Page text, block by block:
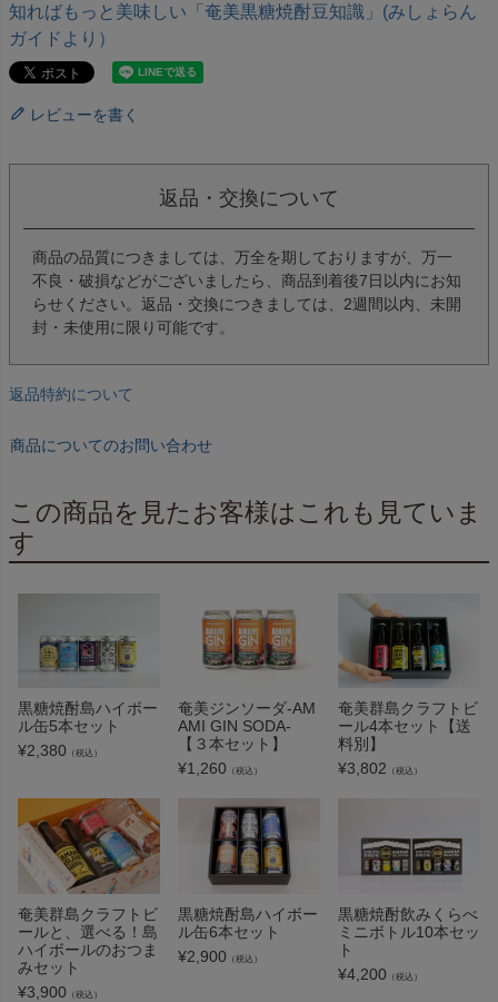
知ればもっと美味しい「奄美黒糖焼酎豆知識」(みしょらん
ガイドより）
レビューを書く
返品・交換について
商品の品質につきましては、万全を期しておりますが、万一
不良・破損などがございましたら、商品到着後7日以内にお知
らせください。返品・交換につきましては、2週間以内、未開
封・未使用に限り可能です。
返品特約について
商品についてのお問い合わせ
この商品を見たお客様はこれも見ていま
す
黒糖焼酎島ハイボー
ル缶5本セット
¥2,380 （税込）
奄美ジンソーダ-AM
AMI GIN SODA-
【３本セット】
¥1,260 （税込）
奄美群島クラフトビ
ール4本セット【送
料別】
¥3,802 （税込）
奄美群島クラフトビ
ールと、選べる！島
ハイボールのおつま
みセット
¥3,900 （税込）
黒糖焼酎島ハイボー
ル缶6本セット
¥2,900 （税込）
黒糖焼酎飲みくらべ
ミニボトル10本セッ
ト
¥4,200 （税込）